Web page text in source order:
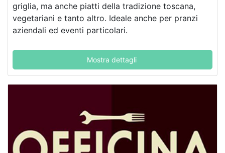
griglia, ma anche piatti della tradizione toscana,
vegetariani e tanto altro. Ideale anche per pranzi
aziendali ed eventi particolari.
Mostra dettagli